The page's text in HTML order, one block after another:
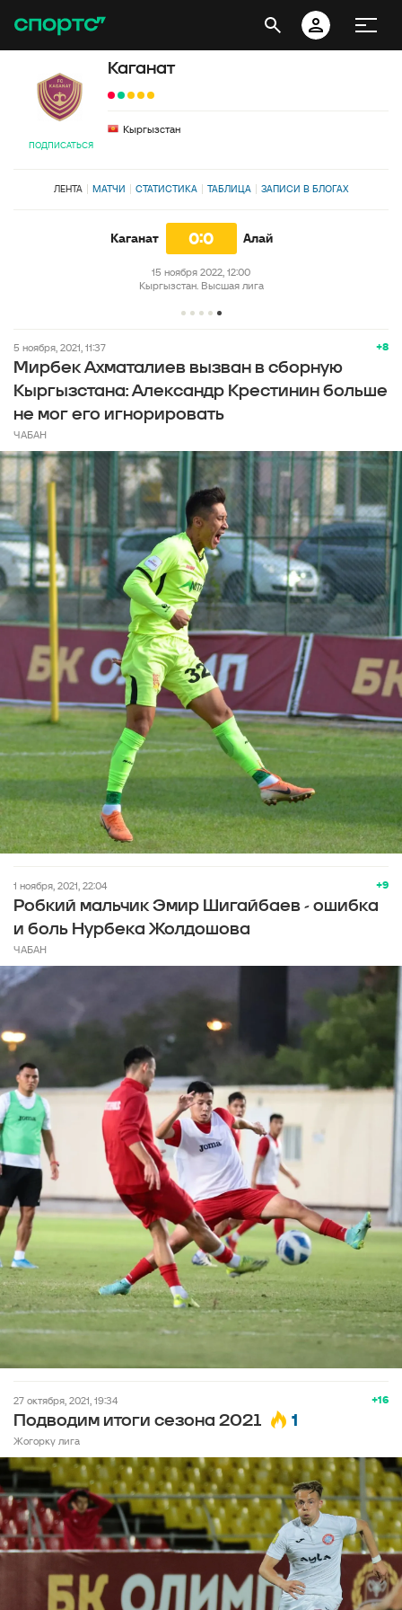
ПОДПИСАТЬСЯ
Каганат
Кыргызстан
ЛЕНТА МАТЧИ СТАТИСТИКА ТАБЛИЦА ЗАПИСИ В БЛОГАХ
Каганат Алай
0:0
15 ноября 2022, 12:00
Кыргызстан. Высшая лига
+8
5 ноября, 2021, 11:37
Мирбек Ахматалиев вызван в сборную
Кыргызстана: Александр Крестинин больше
не мог его игнорировать
ЧАБАН
+9
1 ноября, 2021, 22:04
Робкий мальчик Эмир Шигайбаев - ошибка
и боль Нурбека Жолдошова
ЧАБАН
+16
27 октября, 2021, 19:34
Подводим итоги сезона 2021 1
Жогорку лига